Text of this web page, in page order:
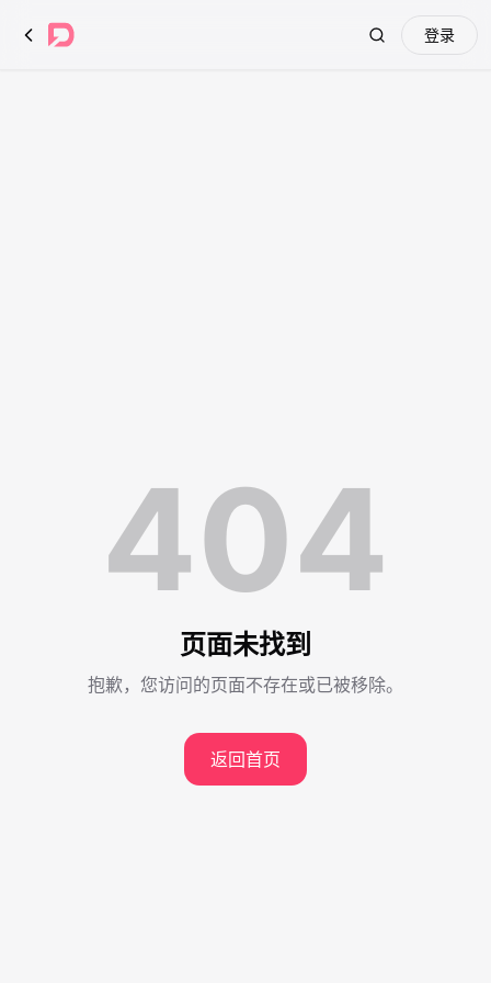
Search登录
404
页面未找到
抱歉，您访问的页面不存在或已被移除。
返回首页